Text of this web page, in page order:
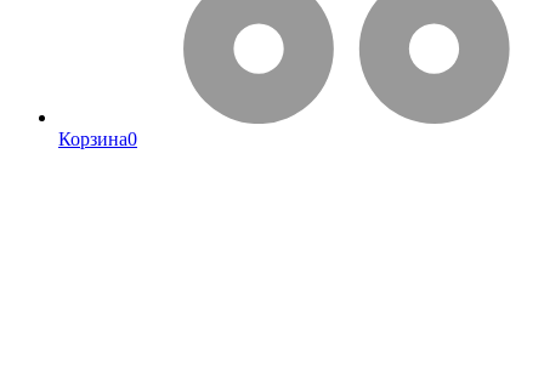
Корзина0